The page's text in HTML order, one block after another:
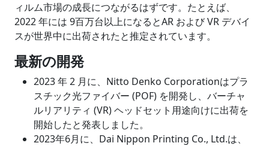
ィルム市場の成長につながるはずです。たとえば、
2022 年には 9百万台以上になるとAR および VR デバイ
スが世界中に出荷されたと推定されています。
最新の開発
2023 年 2 月に、Nitto Denko Corporationはプラ
スチック光ファイバー (POF) を開発し、バーチャ
ルリアリティ (VR) ヘッドセット用途向けに出荷を
開始したと発表しました。
2023年6月に、Dai Nippon Printing Co., Ltd.は、